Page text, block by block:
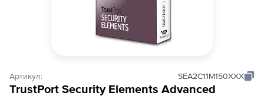
Артикул: SEA2C11M150XXX
TrustPort Security Elements Advanced